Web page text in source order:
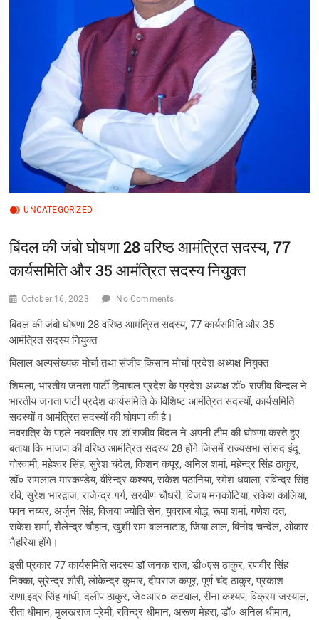
UNCATEGORIZED
बिंदल की जंबो घोषणा 28 वरिष्ठ आमंत्रित सदस्य, 77
कार्यसमिति और 35 आमंत्रित सदस्य नियुक्त
October 16, 2023 No Comments
बिंदल की जंबो घोषणा 28 वरिष्ठ आमंत्रित सदस्य, 77 कार्यसमिति और 35
आमंत्रित सदस्य नियुक्त
बिलाल अल्पसंख्यक मोर्चा तथा संजीव किसान मोर्चा प्रदेश अध्यक्ष नियुक्त
शिमला, भारतीय जनता पार्टी हिमाचल प्रदेश के प्रदेश अध्यक्ष डॉ० राजीव बिन्दल ने
भारतीय जनता पार्टी प्रदेश कार्यसमिति के विशिष्ट आमंत्रित सदस्यों, कार्यसमिति
सदस्यों व आमंत्रित सदस्यों की घोषणा की है।
नवरात्रि के पहले नवरात्रि पर डॉ राजीव बिंदल ने अपनी टीम की घोषणा करते हुए
बताया कि भाजपा की वरिष्ठ आमंत्रित सदस्य 28 होंगे जिसमें राज्यसभा सांसद इंदू
गोस्वामी, महेश्वर सिंह, सुरेश चंदेल, किशन कपूर, अनिल शर्मा, महेन्द्र सिंह ठाकुर,
डॉ० रामलाल मारकण्डेय, वीरेन्द्र कश्यप, राकेश पठानिया, रमेश धवाला, रविन्द्र सिंह
रवि, सुरेश भारद्वाज, राजेन्द्र गर्ग, सरवीण चौधरी, विजय मनकोटिया, राकेश कालिया,
पवन नय्यर, अर्जुन सिंह, विजया ज्योति सेन, युवराज बोद्ध, रूपा शर्मा, गणेश दत,
राकेश शर्मा, शैलेन्द्र चौहान, खुशी राम बालनाटाह, जिया लाल, विनोद चन्देल, ओंकार
नैहरिया होंगे।
इसी प्रकार 77 कार्यसमिति सदस्य डॉ जनक राज, डी०एस ठाकुर, रणवीर सिंह
निक्का, सुरेन्द्र शौरी, लोकेन्द्र कुमार, दीपराज कपूर, पूर्ण चंद ठाकुर, प्रकाश
राणा,इंद्र सिंह गांधी, दलीप ठाकुर, जे०आर० कटवाल, रीना कश्यप, विक्रम जरयाल,
रीता धीमान, मुलखराज प्रेमी, रविन्द्र धीमान, अरूण मेहरा, डॉ० अनिल धीमान,